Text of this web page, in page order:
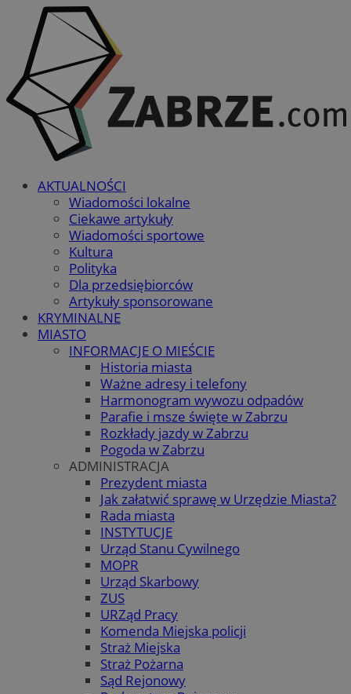
AKTUALNOŚCI
Wiadomości lokalne
Ciekawe artykuły
Wiadomości sportowe
Kultura
Polityka
Dla przedsiębiorców
Artykuły sponsorowane
KRYMINALNE
MIASTO
INFORMACJE O MIEŚCIE
Historia miasta
Ważne adresy i telefony
Harmonogram wywozu odpadów
Parafie i msze święte w Zabrzu
Rozkłady jazdy w Zabrzu
Pogoda w Zabrzu
ADMINISTRACJA
Prezydent miasta
Jak załatwić sprawę w Urzędzie Miasta?
Rada miasta
INSTYTUCJE
Urząd Stanu Cywilnego
MOPR
Urząd Skarbowy
ZUS
URZąd Pracy
Komenda Miejska policji
Straż Miejska
Straż Pożarna
Sąd Rejonowy